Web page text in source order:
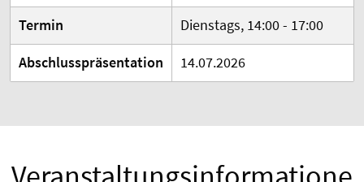
Termin
Dienstags, 14:00 - 17:00
Abschlusspräsentation
14.07.2026